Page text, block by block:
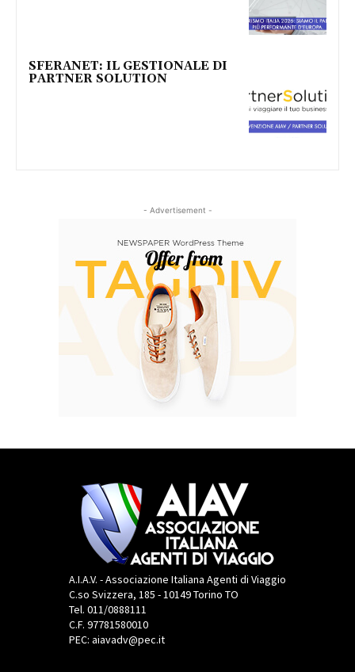
SFERANET: IL GESTIONALE DI
PARTNER SOLUTION
- Advertisement -
A.I.A.V. - Associazione Italiana Agenti di Viaggio
C.so Svizzera, 185 - 10149 Torino TO
Tel. 011/0888111
C.F. 97781580010
PEC: aiavadv@pec.it